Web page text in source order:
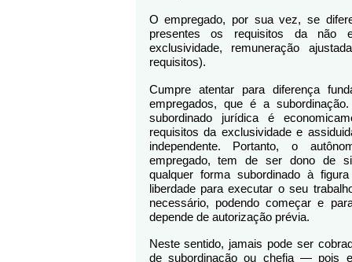
O empregado, por sua vez, se
presentes os requisitos da não
exclusividade, remuneração
requisitos).
Cumpre atentar para diferença
empregados, que é a
subordinado jurídica é
requisitos da exclusividade e
independente. Portanto, o
empregado, tem de ser dono de
qualquer forma subordinado à
liberdade para executar o seu
necessário, podendo começar e
depende de autorização prévia.
Neste sentido, jamais pode ser
de subordinação ou chefia — pois